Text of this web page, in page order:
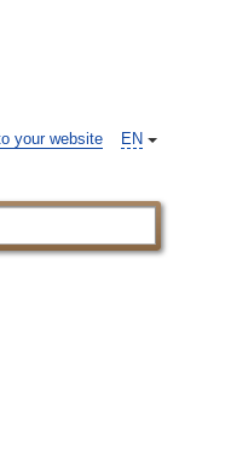
EN
your website